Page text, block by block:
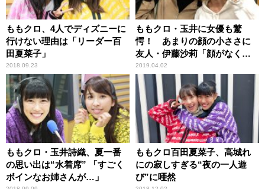
ももクロ、4人でディズニーに
行けない理由は「リーダー百
田夏菜子」
2018.09.23
ももクロ・玉井に女優も驚
愕！ あまりの顔の小ささに
友人・伊藤沙莉「顔がなくな
っちゃいそう！」
2019.04.02
ももクロ・玉井詩織、夏一番
の思い出は“水着席” 「すごく
ボインなお姉さんが…」
ももクロ百田夏菜子、高城れ
にの寂しすぎる“夜の一人遊
び”に唖然